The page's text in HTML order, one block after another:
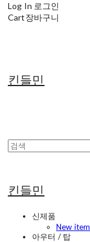
Log In 로그인
Cart장바구니
킨들민
킨들민
신제품
New item
아우터 / 탑